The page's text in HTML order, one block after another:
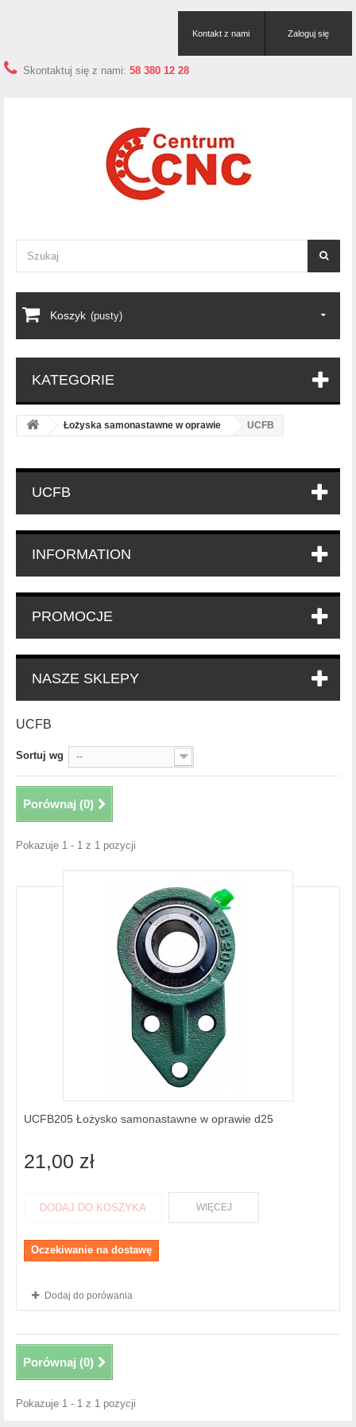
Zaloguj się
Kontakt z nami
Skontaktuj się z nami: 58 380 12 28
Koszyk (pusty)
KATEGORIE
Łożyska samonastawne w oprawie UCFB
UCFB
INFORMATION
PROMOCJE
NASZE SKLEPY
UCFB
Sortuj wg --
Porównaj (0)
Pokazuje 1 - 1 z 1 pozycji
UCFB205 Łożysko samonastawne w oprawie d25
21,00 zł
DODAJ DO KOSZYKA WIĘCEJ
Oczekiwanie na dostawę
Dodaj do porówania
Porównaj (0)
Pokazuje 1 - 1 z 1 pozycji